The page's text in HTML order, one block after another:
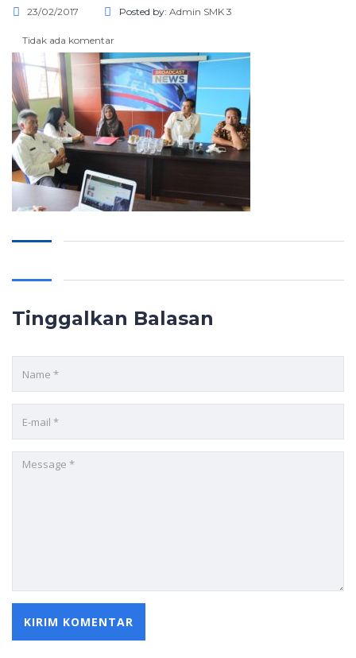
23/02/2017 Posted by: Admin SMK 3
Tidak ada komentar
Tinggalkan Balasan